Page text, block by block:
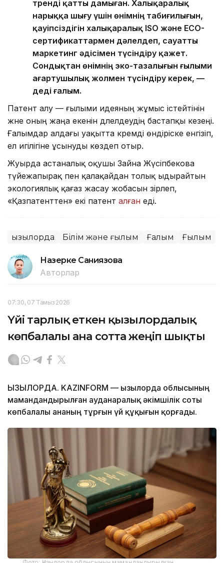
тренді қатты дамыған. Халықаралық
нарыққа шығу үшін өнімнің табиғилығын,
қауіпсіздігін халықаралық ISO және ECO-
сертификаттармен дәлелдеп, сауатты
маркетинг әдісімен түсіндіру қажет.
Сондықтан өнімнің эко-тазалығын ғылыми
ағартушылық жолмен түсіндіру керек, —
деді ғалым.
Патент алу — ғылыми идеяның жұмыс істейтінін
және оның жаңа екенін дәлелдеудің бастапқы кезеңі.
Ғалымдар алдағы уақытта кремді өндіріске енгізіп,
ел игілігіне ұсынуды көздеп отыр.
Жуырда астаналық оқушы Зайна Жүсіпбекова
түйежапырақ пен қалақайдан толық ыдырайтын
экологиялық қағаз жасау жобасын әзірлеп,
«Қазпатенттен» екі патент алған еді.
Қызылорда Білім және ғылым Ғалым Ғылым
Назерке Саниязова
Авторлар
07:30, 07 Тамыз 2026
Үйі тарлық еткен қызылордалық
көпбалалы ана сотта жеңіп шықты
ҚЫЗЫЛОРДА. KAZINFORM — Қызылорда облысының
мамандандырылған ауданаралық әкімшілік соты
көпбалалы ананың тұрғын үй құқығын қорғады.